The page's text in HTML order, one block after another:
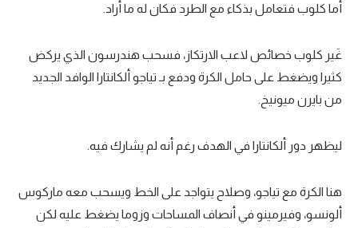
أما كلوب فتعامل بذكاء مع الطرد فكان له ما أراد.
غَير كلوب خصائص لاعب الارتكاز، فسحب هندرسون الذي يركض
كثيرا ويضغط على حامل الكرة ودفع بـ تياجو ألكانتارا الوافد الجديد
من بايرن ميونيخ.
ليظهر دور ألكانتارا في الهدف رغم أنه لم يشارك فيه.
هنا الكرة مع تياجو، وصلاح يتواجد على الخط ويسحب معه ماركوس
ألونسو، وفيرمينو في أنصاف المساحات وزوما يضغط عليه لكن